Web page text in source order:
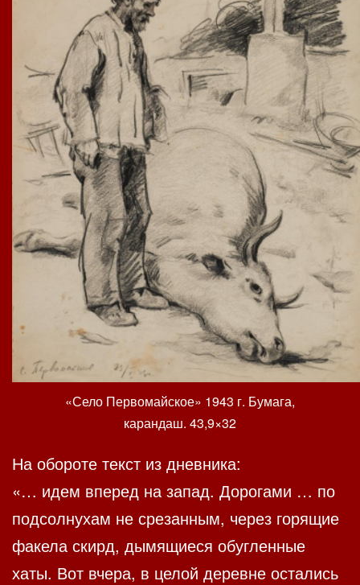
«Село Первомайское» 1943 г. Бумага,
карандаш. 43,9×32
На обороте текст из дневника:
«… идем вперед на запад. Дорогами … по
подсолнухам не срезанным, через горящие
факела скирд, дымящиеся обугленные
хаты. Вот вчера, в целой деревне остались